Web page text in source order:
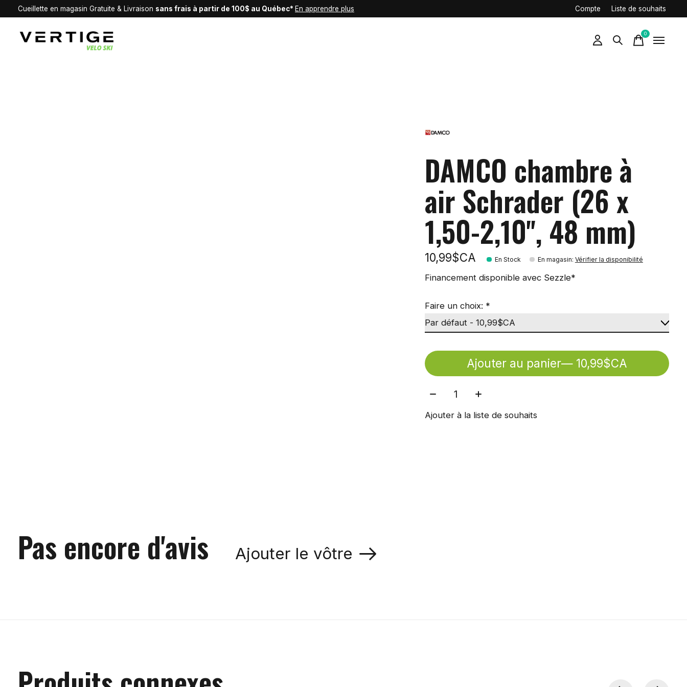
Cueillette en magasin Gratuite & Livraison sans frais à partir de 100$ au Québec* En apprendre plus Compte Liste de souhaits
0items
DAMCO chambre à
air Schrader (26 x
1,50-2,10'', 48 mm)
10,99$CA En Stock En magasin: Vérifier la disponibilité
Financement disponible avec Sezzle*
Faire un choix: *
Ajouter au panier
— 10,99$CA
Quantité:
Ajouter à la liste de souhaits
Pas encore d'avis Ajouter le vôtre